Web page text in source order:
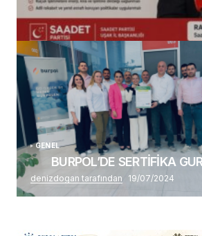
(başlıksız)
Alaattin Karahan tarafından 14/07/2026
GENEL
BURPOL’DE SERTİFİKA
denizdogan tarafından 19/07/2024